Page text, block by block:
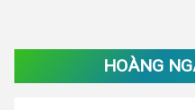
HOÀNG